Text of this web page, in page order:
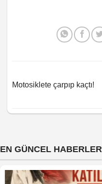
Motosiklete çarpıp kaçtı!
EN GÜNCEL HABERLER